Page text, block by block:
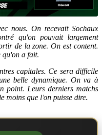
nous. On recevait Sochaux
qu'on pouvait largement
de la zone. On est content.
qu'on a fait.
capitales. Ce sera difficile
belle dynamique. On va à
point. Leurs derniers matchs
moins que l'on puisse dire.